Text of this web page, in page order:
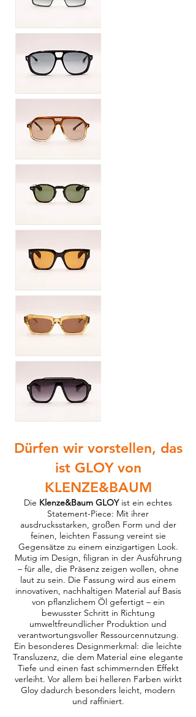
Dürfen wir vorstellen, das
ist GLOY von
KLENZE&BAUM
Die Klenze&Baum GLOYist ein echtes
Statement-Piece: Mit ihrer
ausdrucksstarken, großen Form und der
feinen, leichten Fassung vereint sie
Gegensätze zu einem einzigartigen Look.
Mutig im Design, filigran in der Ausführung
– für alle, die Präsenz zeigen wollen, ohne
laut zu sein. Die Fassung wird aus einem
innovativen, nachhaltigen Material auf Basis
von pflanzlichem Öl gefertigt – ein
bewusster Schritt in Richtung
umweltfreundlicher Produktion und
verantwortungsvoller Ressourcennutzung.
Ein besonderes Designmerkmal: die leichte
Transluzenz, die dem Material eine elegante
Tiefe und einen fast schimmernden Effekt
verleiht. Vor allem bei helleren Farben wirkt
Gloy dadurch besonders leicht, modern
und raffiniert.